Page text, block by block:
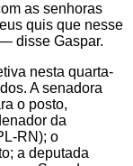
as senhoras
quis que nesse
disse Gaspar.
nesta quarta-
A senadora
o posto,
da
RN); o
a deputada